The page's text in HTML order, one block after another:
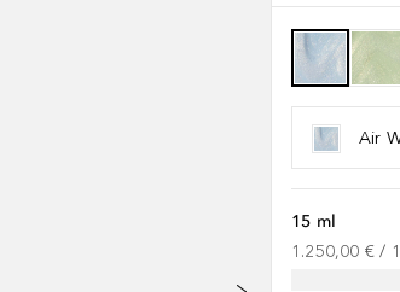
Air
15 ml
1.250,00 € / 1